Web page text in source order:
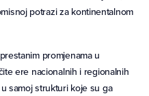
potrazi za kontinentalnom
promjenama u
ere nacionalnih i regionalnih
samoj strukturi koje su ga